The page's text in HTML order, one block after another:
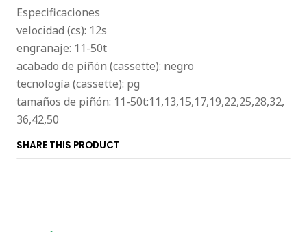
Especificaciones
velocidad (cs): 12s
engranaje: 11-50t
acabado de piñón (cassette): negro
tecnología (cassette): pg
tamaños de piñón: 11-50t:11,13,15,17,19,22,25,28,32,
36,42,50
SHARE THIS PRODUCT